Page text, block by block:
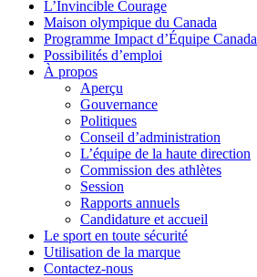
L’Invincible Courage
Maison olympique du Canada
Programme Impact d’Équipe Canada
Possibilités d’emploi
À propos
Aperçu
Gouvernance
Politiques
Conseil d’administration
L’équipe de la haute direction
Commission des athlètes
Session
Rapports annuels
Candidature et accueil
Le sport en toute sécurité
Utilisation de la marque
Contactez-nous